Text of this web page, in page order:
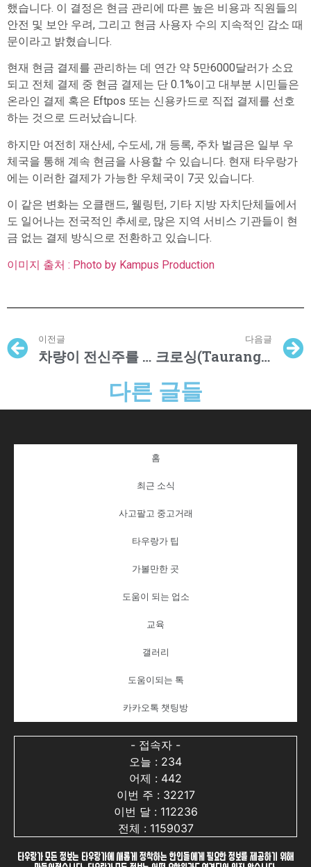
했습니다. 이 결정은 현금 관리에 따른 높은 비용과 직원들의
안전 및 보안 우려, 그리고 현금 사용자 수의 지속적인 감소 때
문이라고 밝혔습니다.
현재 현금 결제를 관리하는 데 연간 약 5만6000달러가 소요
되고 전체 결제 중 현금 결제는 단 0.1%이고 대부분 시민들은
온라인 결제 혹은 Eftpos 또는 신용카드로 직접 결제를 선호
하는 것으로 드러났습니다.
하지만 여전히 재산세, 수도세, 개 등록, 주차 벌금은 일부 우
체국을 통해 계속 현금을 사용할 수 있습니다. 현재 타우랑가
에는 이러한 결제가 가능한 우체국이 7곳 있습니다.
이 같은 변화는 오클랜드, 웰링턴, 기타 지방 자치단체들에서
도 일어나는 전국적인 추세로, 많은 지역 서비스 기관들이 현
금 없는 결제 방식으로 전환하고 있습니다.
이미지 출처 : Photo by Kampus Production
이전글
차량이 전신주를 들이받고 도주해 수백 명 정전
다음글
크로싱(Tauranga Crossing) 쇼핑센터 외곽에 신호등 교차로 신설 예정
다른 글들
홈
최근 소식
사고팔고 중고거래
타우랑가 팁
가볼만한 곳
도움이 되는 업소
교육
갤러리
도움이되는 톡
카카오톡 챗팅방
- 접속자 -
오늘 : 234
어제 : 442
이번 주 : 32217
이번 달 : 112236
전체 : 1159037
타우랑가 모든 정보는 타우랑가에 새롭게 정착하는 한인들에게 필요한 정보를 제공하기 위해